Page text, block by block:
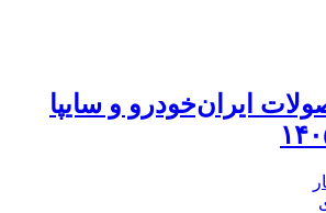
ایران‌خودرو و سایپا